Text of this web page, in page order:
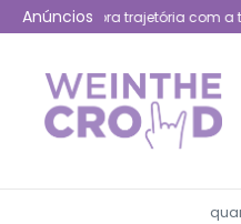
Ir para o conteúdo
Anúncios
Lagum celebra trajetória com a